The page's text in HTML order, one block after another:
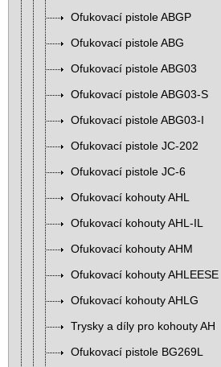
Ofukovací pistole ABGP
Ofukovací pistole ABG
Ofukovací pistole ABG03
Ofukovací pistole ABG03-S
Ofukovací pistole ABG03-I
Ofukovací pistole JC-202
Ofukovací pistole JC-6
Ofukovací kohouty AHL
Ofukovací kohouty AHL-IL
Ofukovací kohouty AHM
Ofukovací kohouty AHLEESE
Ofukovací kohouty AHLG
Trysky a díly pro kohouty AH
Ofukovací pistole BG269L